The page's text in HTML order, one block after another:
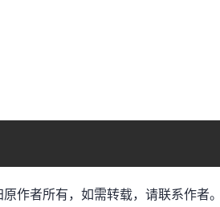
作者所有，如需转载，请联系作者。